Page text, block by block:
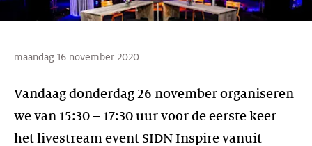
maandag 16 november 2020
Vandaag donderdag 26 november organiseren
we van 15:30 – 17:30 uur voor de eerste keer
het livestream event SIDN Inspire vanuit